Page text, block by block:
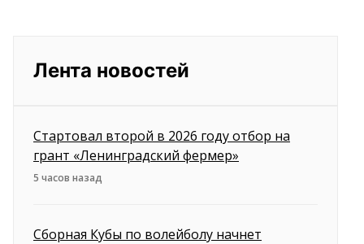
Лента новостей
Стартовал второй в 2026 году отбор на
грант «Ленинградский фермер»
5 часов назад
Сборная Кубы по волейболу начнет